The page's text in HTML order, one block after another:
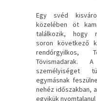
Egy ​svéd
közelében öt
találkozik, hogy
soron következő
rendőrgyilkos,
személyiséget
egymásnak
nehéz időszakban,
egyikük